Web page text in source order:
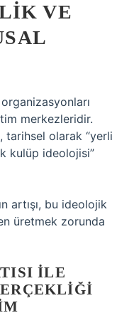
VE
merkezleridir.
tarihsel olarak “yerli
kulüp ideolojisi”
artışı, bu ideolojik
üretmek zorunda
ILE